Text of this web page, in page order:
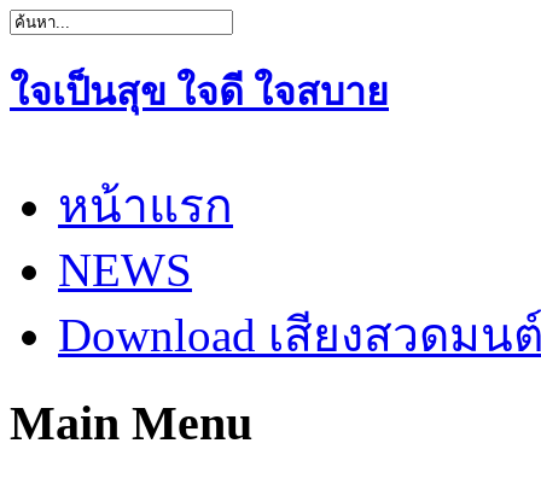
ใจเป็นสุข ใจดี ใจสบาย
หน้าแรก
NEWS
Download เสียงสวดมน
Main Menu